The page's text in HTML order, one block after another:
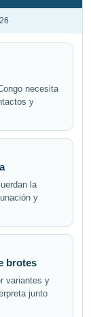
necesita
y
la
y
brotes
variantes y
junto